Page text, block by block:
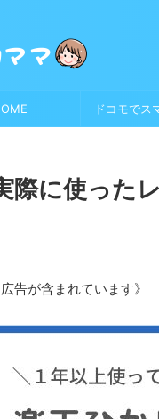
ドコモでス
際に使った
告が含まれています》